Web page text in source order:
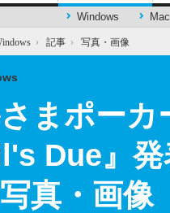
Windows Mac
› 記事 › 写真・画像
まポー
Due』発
真・画像